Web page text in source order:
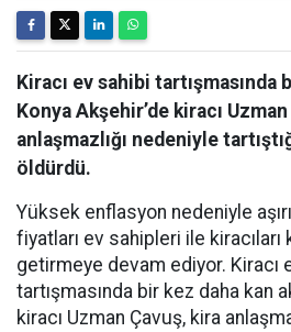
Kiracı ev sahibi tartışmasında
Konya Akşehir’de kiracı
anlaşmazlığı nedeniyle
öldürdü.
Yüksek enflasyon nedeniyle
fiyatları ev sahipleri ile kiracıları
getirmeye devam ediyor. Kiracı
tartışmasında bir kez daha kan
kiracı Uzman Çavuş, kira